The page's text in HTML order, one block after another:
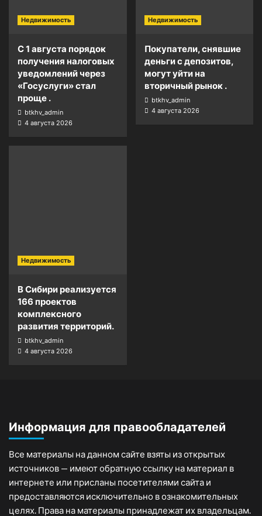
Недвижимость
С 1 августа порядок
получения налоговых
уведомлений через
«Госуслуги» стал
проще .
btkhv_admin
4 августа 2026
Недвижимость
Покупатели, снявшие
деньги с депозитов,
могут уйти на
вторичный рынок .
btkhv_admin
4 августа 2026
Недвижимость
В Сибири реализуется
166 проектов
комплексного
развития территорий.
btkhv_admin
4 августа 2026
Информация для правообладателей
Все материалы на данном сайте взяты из открытых
источников — имеют обратную ссылку на материал в
интернете или присланы посетителями сайта и
предоставляются исключительно в ознакомительных
целях. Права на материалы принадлежат их владельцам.